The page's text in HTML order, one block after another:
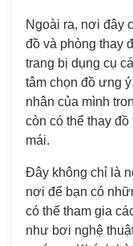
Ngoài ra, nơi đây
đồ và phòng thay
trang bị dụng cụ
tâm chọn đồ ưng
nhân của mình
còn có thể thay
mái.
Đây không chỉ là
nơi để bạn có
có thể tham gia
như bơi nghệ